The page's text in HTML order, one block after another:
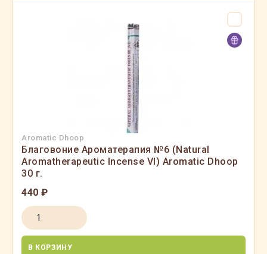
Aromatic Dhoop
Благовоние Ароматерапия №6 (Natural
Aromatherapeutic Incense VI) Aromatic Dhoop
30 г.
440 ₽
В КОРЗИНУ